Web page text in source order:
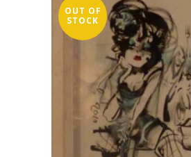
OUT OF
STOCK